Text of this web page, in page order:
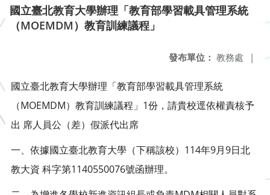
國立臺北教育大學辦理「教育部學習載具管理系統
（MOEMDM）教育訓練議程」
發布單位： 教務處 |
國立臺北教育大學辦理「教育部學習載具管理系統
（MOEMDM）教育訓練議程」1份，請貴校逕依權責核予
出 席人員公（差）假派代出席
一、依據國立臺北教育大學（下稱該校）114年9月9日北
教大資 科字第1140550076號函辦理。